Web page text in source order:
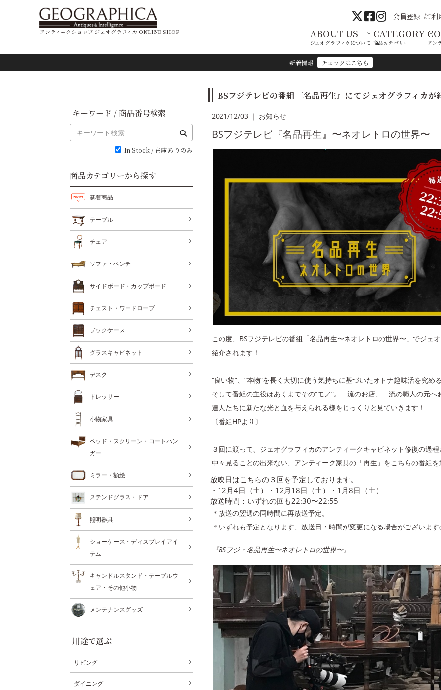
新着情報 チェックはこちら
アンティークショップ ジェオグラフィカ ONLINE SHOP
会員登録 ご利
ABOUT US
ジェオグラフィカについて
CATEGORY
商品カテゴリー アン
BSフジテレビの番組『名品再生』にてジェオグラフィカが
2021/12/03 ｜ お知らせ
BSフジテレビ『名品再生』〜ネオレトロの世界〜
この度、BSフジテレビの番組「名品再生〜ネオレトロの世界〜」でジェ
紹介されます！
“良い物”、“本物”を長く大切に使う気持ちに基づいたオトナ趣味活を究め
そして番組の主役はあくまでその“モノ”。一流のお店、一流の職人の元へ
達人たちに新たな光と血を与えられる様をじっくりと見ていきます！
〔番組HPより〕
３回に渡って、ジェオグラフィカのアンティークキャビネット修復の過
中々見ることの出来ない、アンティーク家具の「再生」をこちらの番組
放映日はこちらの３回を予定しております。
・12月4日（土）・12月18日（土）・1月8日（土）
放送時間：いずれの回も22:30〜22:55
＊放送の翌週の同時間に再放送予定。
＊いずれも予定となります、放送日・時間が変更になる場合がございま
『BSフジ・名品再生〜ネオレトロの世界〜』
キーワード / 商品番号検索
In Stock / 在庫ありのみ
商品カテゴリーから探す
新着商品
テーブル
チェア
ソファ・ベンチ
サイドボード・カップボード
チェスト・ワードローブ
ブックケース
グラスキャビネット
デスク
ドレッサー
小物家具
ベッド・スクリーン・コートハン
ガー
ミラー・額絵
ステンドグラス・ドア
照明器具
ショーケース・ディスプレイアイ
テム
キャンドルスタンド・テーブルウ
ェア・その他小物
メンテナンスグッズ
用途で選ぶ
リビング
ダイニング